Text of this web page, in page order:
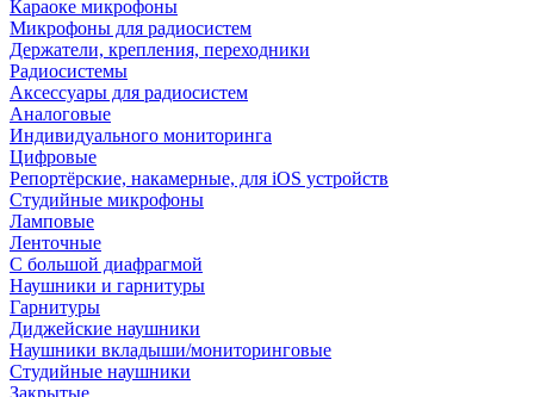
Караоке микрофоны
Микрофоны для радиосистем
Держатели, крепления, переходники
Радиосистемы
Аксессуары для радиосистем
Аналоговые
Индивидуального мониторинга
Цифровые
Репортёрские, накамерные, для iOS устройств
Студийные микрофоны
Ламповые
Ленточные
С большой диафрагмой
Наушники и гарнитуры
Гарнитуры
Диджейские наушники
Наушники вкладыши/мониторинговые
Студийные наушники
Закрытые